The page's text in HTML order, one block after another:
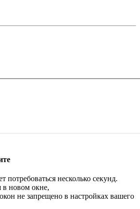
несколько секунд.
новом окне,
не запрещено в настройках вашего